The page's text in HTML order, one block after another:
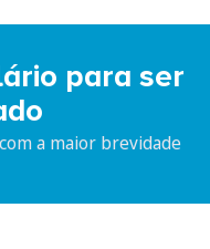
para ser
a maior brevidade